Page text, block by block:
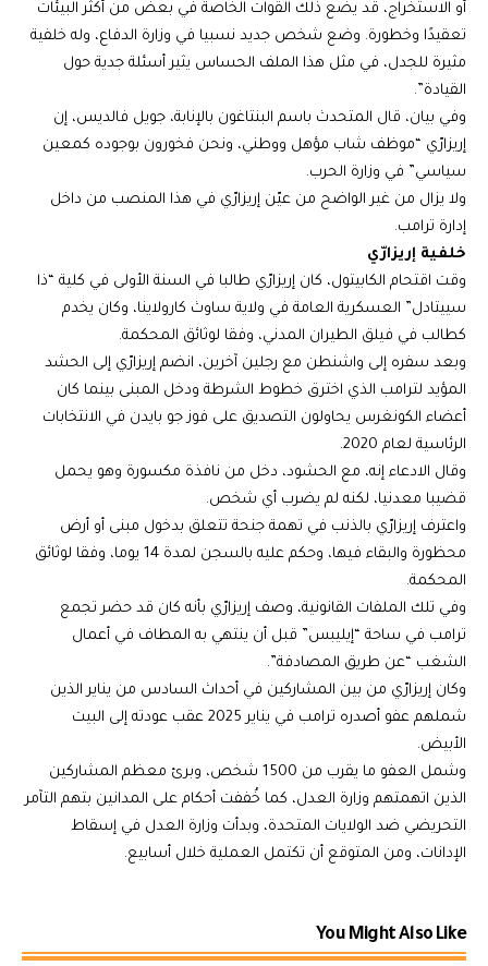
أو الاستخراج، قد يضع ذلك القوات الخاصة في بعض من أكثر البيئات
تعقيدًا وخطورة. وضع شخص جديد نسبيا في وزارة الدفاع، وله خلفية
مثيرة للجدل، في مثل هذا الملف الحساس يثير أسئلة جدية حول
القيادة”.
وفي بيان، قال المتحدث باسم البنتاغون بالإنابة، جويل فالديس، إن
إريزارّي “موظف شاب مؤهل ووطني، ونحن فخورون بوجوده كمعين
سياسي” في وزارة الحرب.
ولا يزال من غير الواضح من عيّن إريزارّي في هذا المنصب من داخل
إدارة ترامب.
خلفية إريزارّي
وقت اقتحام الكابيتول، كان إريزارّي طالبا في السنة الأولى في كلية “ذا
سييتادل” العسكرية العامة في ولاية ساوث كارولاينا، وكان يخدم
كطالب في فيلق الطيران المدني، وفقا لوثائق المحكمة.
وبعد سفره إلى واشنطن مع رجلين آخرين، انضم إريزارّي إلى الحشد
المؤيد لترامب الذي اخترق خطوط الشرطة ودخل المبنى بينما كان
أعضاء الكونغرس يحاولون التصديق على فوز جو بايدن في الانتخابات
الرئاسية لعام 2020.
وقال الادعاء إنه، مع الحشود، دخل من نافذة مكسورة وهو يحمل
قضيبا معدنيا، لكنه لم يضرب أي شخص.
واعترف إريزارّي بالذنب في تهمة جنحة تتعلق بدخول مبنى أو أرض
محظورة والبقاء فيها، وحكم عليه بالسجن لمدة 14 يوما، وفقا لوثائق
المحكمة.
وفي تلك الملفات القانونية، وصف إريزارّي بأنه كان قد حضر تجمع
ترامب في ساحة “إيليبس” قبل أن ينتهي به المطاف في أعمال
الشغب “عن طريق المصادفة”.
وكان إريزارّي من بين المشاركين في أحداث السادس من يناير الذين
شملهم عفو أصدره ترامب في يناير 2025 عقب عودته إلى البيت
الأبيض.
وشمل العفو ما يقرب من 1500 شخص، وبرئ معظم المشاركين
الذين اتهمتهم وزارة العدل، كما خُففت أحكام على المدانين بتهم التآمر
التحريضي ضد الولايات المتحدة، وبدأت وزارة العدل في إسقاط
الإدانات، ومن المتوقع أن تكتمل العملية خلال أسابيع.
You Might Also Like